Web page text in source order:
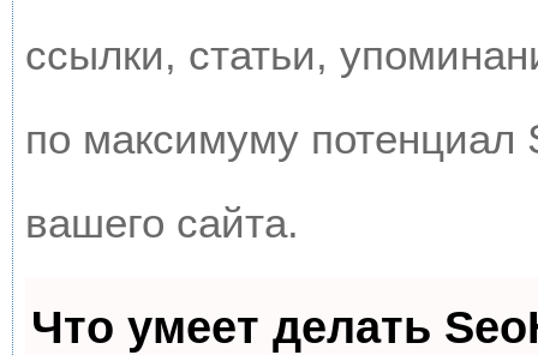
ссылки, статьи,
по максимуму потенциал
вашего сайта.
Что умеет делать